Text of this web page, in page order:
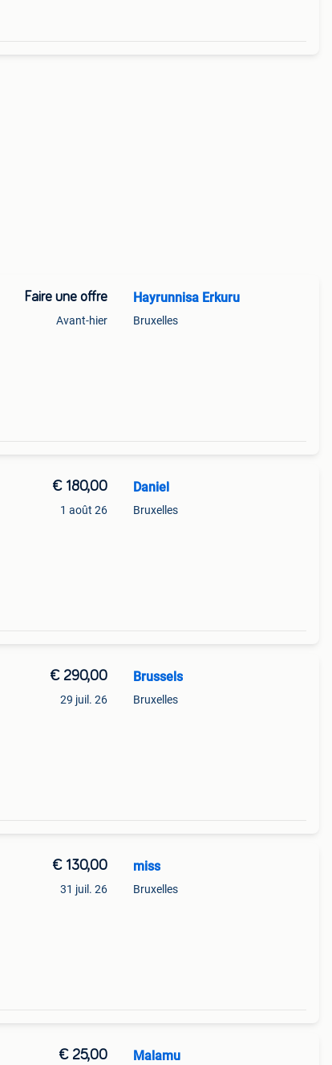
Faire une offre
Avant-hier
Hayrunnisa Erkuru
Bruxelles
€ 180,00
1 août 26
Daniel
Bruxelles
€ 290,00
29 juil. 26
Brussels
Bruxelles
€ 130,00
31 juil. 26
miss
Bruxelles
€ 25,00 Malamu